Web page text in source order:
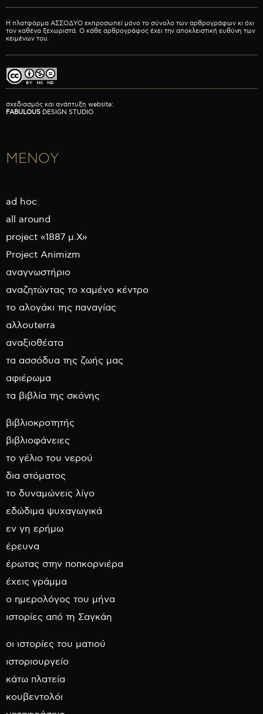
Η πλατφόρμα ΑΣΣΟΔΥΟ εκπροσωπεί μόνο το σύνολο των αρθρογράφων κι όχι
τον καθένα ξεχωριστά. Ο κάθε αρθρογράφος έχει την αποκλειστική ευθύνη των
κειμένων του.
σχεδιασμός και ανάπτυξη website:
FABULOUS DESIGN STUDIO
ΜΕΝΟΥ
ad hoc
all around
project «1887 μ.Χ»
Project Animizm
αναγνωστήριο
αναζητώντας το χαμένο κέντρο
το αλογάκι της παναγίας
αλλουterra
αναξιοθέατα
τα ασσόδυα της ζωής μας
αφιέρωμα
τα βιβλία της σκόνης
βιβλιοκροτητής
βιβλιοφάνειες
το γέλιο του νερού
δια στόματος
το δυναμώνεις λίγο
εδώδιμα ψυχαγωγικά
εν γη ερήμω
έρευνα
έρωτας στην ποπκορνιέρα
έχεις γράμμα
ο ημερολόγος του μήνα
ιστορίες από τη Σαγκάη
οι ιστορίες του ματιού
ιστοριουργείο
κάτω πλατεία
κουβεντολόι